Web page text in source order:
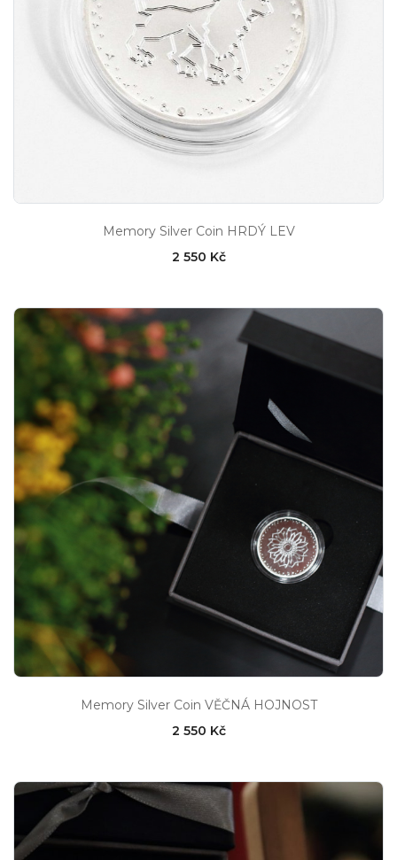
Memory Silver Coin HRDÝ LEV
2 550 Kč
Memory Silver Coin VĚČNÁ HOJNOST
2 550 Kč